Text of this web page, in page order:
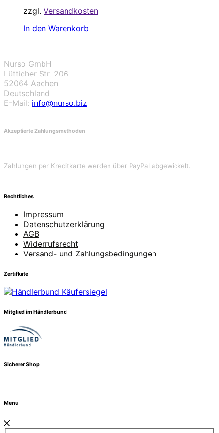
zzgl. Versandkosten
In den Warenkorb
Nurso GmbH
Lütticher Str. 206
52064 Aachen
Deutschland
E-Mail: info@nurso.biz
Akzeptierte Zahlungsmethoden
Zahlungen per Kreditkarte werden über PayPal abgewickelt.
Rechtliches
Impressum
Datenschutzerklärung
AGB
Widerrufsrecht
Versand- und Zahlungsbedingungen
Zertifkate
Mitglied im Händlerbund
Sicherer Shop
Menu